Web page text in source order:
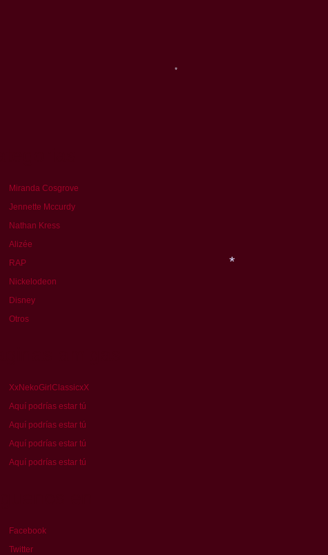
Miranda Cosgrove
Jennette Mccurdy
Nathan Kress
Alizée
RAP
Nickelodeon
Disney
Otros
XxNekoGirlClassicxX
Aquí podrías estar tú
Aquí podrías estar tú
Aquí podrías estar tú
Aquí podrías estar tú
Facebook
Twitter